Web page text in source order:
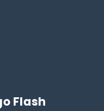
Flash